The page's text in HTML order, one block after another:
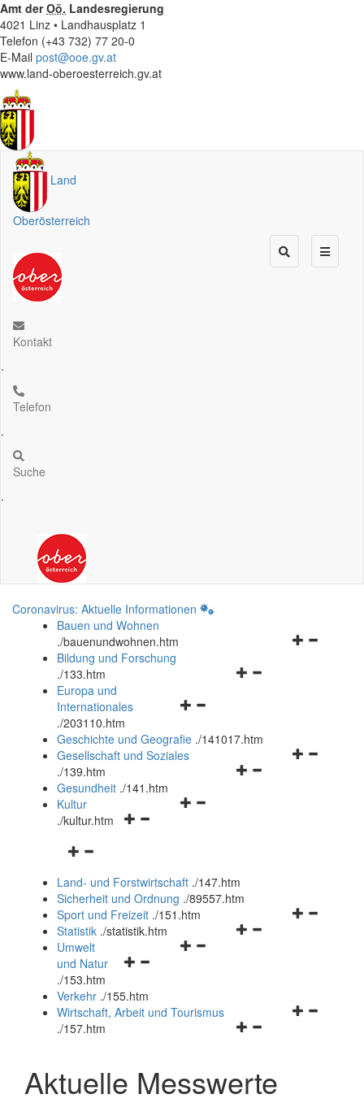
Amt derOö. Landesregierung
4021 Linz • Landhausplatz 1
Telefon (+43 732) 77 20-0
E-Mail post@ooe.gv.at
www.land-oberoesterreich.gv.at
Land
Oberösterreich
Kontakt
.
Telefon
.
Suche
.
Coronavirus: Aktuelle Informationen
Bauen und Wohnen
./bauenundwohnen.htm
Navigationsmenü
Bildung und Forschung
./133.htm
Navigationsmenü
und
schließen
Europa und
Internationales
./203110.htm
Geschichte und Geografie ./141017.htm
Navigationsmenü
Gesellschaft und Soziales
./139.htm
Navigationsmenü
Gesundheit ./141.htm
Navigationsmenü
Kultur
./kultur.htm
Navigationsmenü
und
schließen
Land- und Forstwirtschaft ./147.htm
Sicherheit und Ordnung ./89557.htm
Navigationsmenü
Sport und Freizeit ./151.htm
Navigationsmenü
Statistik ./statistik.htm
Navigationsmenü
und
schließen
Umwelt
und Natur
./153.htm
Verkehr ./155.htm
Navigationsmenü
schließen
Wirtschaft, Arbeit und Tourismus
./157.htm
Aktuelle Messwerte